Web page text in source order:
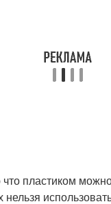
пластиком
нельзя